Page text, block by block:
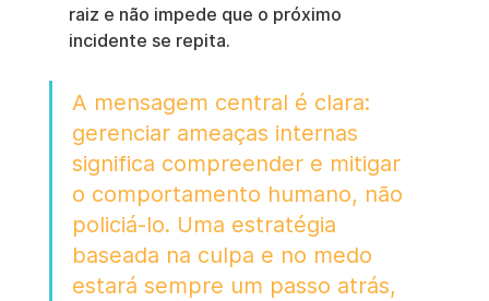
raiz e não impede que o próximo
incidente se repita.
A mensagem central é clara:
gerenciar ameaças internas
significa compreender e mitigar
o comportamento humano, não
policiá-lo. Uma estratégia
baseada na culpa e no medo
estará sempre um passo atrás,